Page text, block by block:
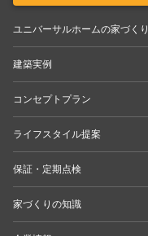
ユニバーサルホームの家づくり
建築実例
コンセプトプラン
ライフスタイル提案
保証・定期点検
家づくりの知識